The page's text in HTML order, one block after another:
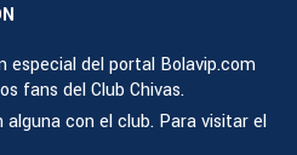
especial del portal Bolavip.com
fans del Club Chivas.
con el club. Para visitar el